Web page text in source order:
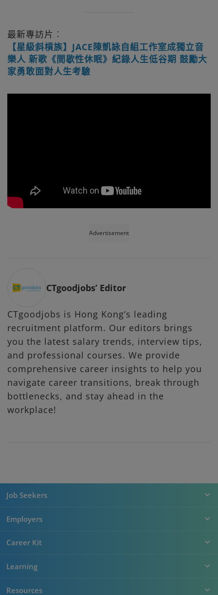
最新專訪片︰
【星級斜槓族】JACE陳凱詠自組工作室成獨立音
樂人 新歌《間歇性休眠》紀錄人生低谷期 鼓勵大
家勇敢面對人生考驗
Advertisement
CTgoodjobs’ Editor
CTgoodjobs is Hong Kong’s leading
recruitment platform. Our editors brings
you the latest salary trends, interview tips,
and professional courses. We provide
comprehensive career insights to help you
navigate career transitions, break through
bottlenecks, and stay ahead in the
workplace!
Job Seekers
Employers
Career Kit
Learning
Resources